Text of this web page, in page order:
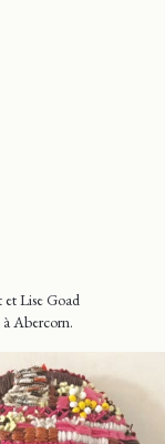
Lise Goad
à Abercorn.